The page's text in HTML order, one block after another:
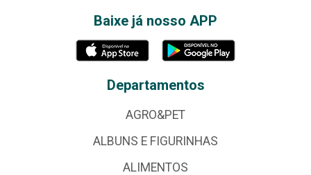
Baixe já nosso APP
Departamentos
AGRO&PET
ALBUNS E FIGURINHAS
ALIMENTOS